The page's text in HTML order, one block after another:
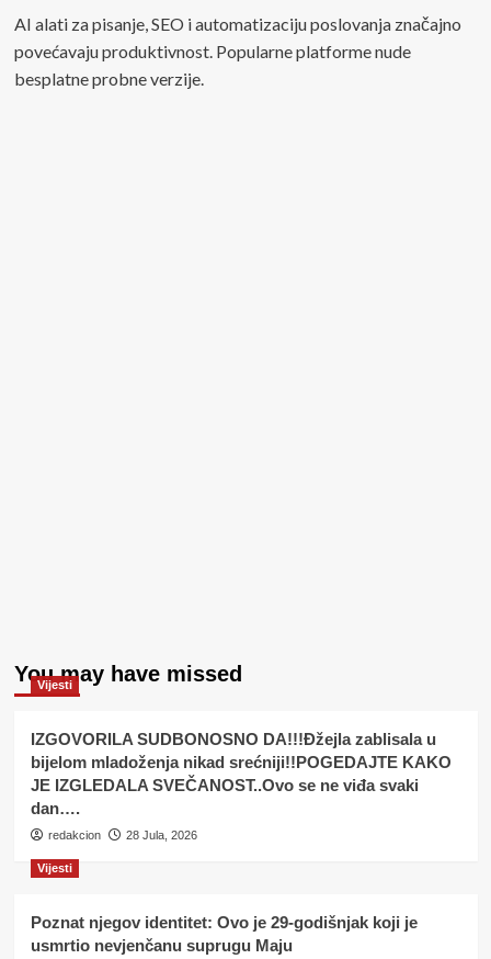
AI alati za pisanje, SEO i automatizaciju poslovanja značajno
povećavaju produktivnost. Popularne platforme nude
besplatne probne verzije.
You may have missed
Vijesti
IZGOVORILA SUDBONOSNO DA!!!Đžejla zablisala u
bijelom mladoženja nikad srećniji!!POGEDAJTE KAKO
JE IZGLEDALA SVEČANOST..Ovo se ne viđa svaki
dan….
redakcion 28 Jula, 2026
Vijesti
Poznat njegov identitet: Ovo je 29-godišnjak koji je
usmrtio nevjenčanu suprugu Maju